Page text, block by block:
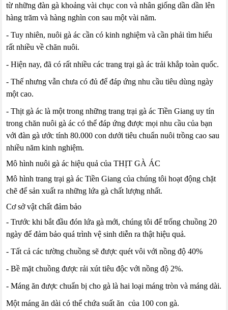
từ những đàn gà khoảng vài chục con và nhân giống dần dần lên
hàng trăm và hàng nghìn con sau một vài năm.
- Tuy nhiên, nuôi gà ác cần có kinh nghiệm và cần phải tìm hiểu
rất nhiều về chăn nuôi.
- Hiện nay, đã có rất nhiều các trang trại gà ác trải khắp toàn quốc.
- Thế nhưng vẫn chưa có đủ để đáp ứng nhu cầu tiêu dùng ngày
một cao.
- Thịt gà ác là một trong những trang trại gà ác Tiền Giang uy tín
trong chăn nuôi gà ác có thể đáp ứng được mọi nhu cầu của bạn
với đàn gà ước tính 80.000 con dưới tiêu chuẩn nuôi trồng cao sau
nhiều năm kinh nghiệm.
Mô hình nuôi gà ác hiệu quả của THỊT GÀ ÁC
Mô hình trang trại gà ác Tiền Giang của chúng tôi hoạt động chặt
chẽ để sản xuất ra những lứa gà chất lượng nhất.
Cơ sở vật chất đảm bảo
- Trước khi bắt đầu đón lứa gà mới, chúng tôi để trống chuồng 20
ngày để đảm bảo quá trình vệ sinh diễn ra thật hiệu quả.
- Tất cả các tường chuồng sẽ được quét vôi với nồng độ 40%
- Bề mặt chuồng được rải xút tiêu độc với nồng độ 2%.
- Máng ăn được chuẩn bị cho gà là hai loại máng tròn và máng dài.
Một máng ăn dài có thể chứa suất ăn của 100 con gà.